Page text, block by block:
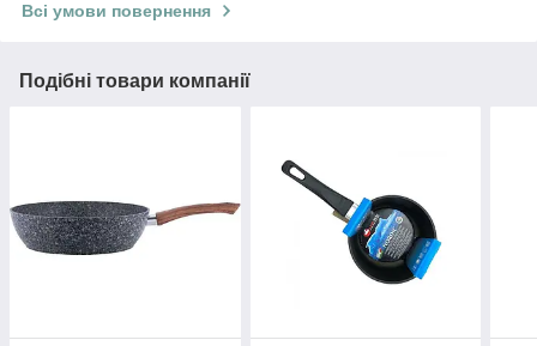
Всі умови повернення
Подібні товари компанії